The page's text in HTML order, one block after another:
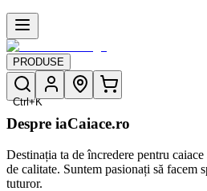
PRODUSE
Ctrl+K
Despre iaCaiace.ro
Destinația ta de încredere pentru
de calitate. Suntem pasionați să facem
tuturor.